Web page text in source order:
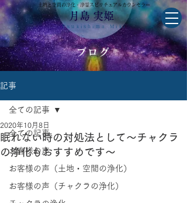
月島 実姫
Tsukishima Miki
土地と空間の浄化・浄霊スピリチュアルカウンセラー
ブログ
記事
全ての記事
お客様の声
お客様の声（土地・空間の浄化）
お客様の声（チャクラの浄化）
全ての記事
眠れない時の対処法として～チャクラ
の浄化もおすすめです～
2020年10月8日